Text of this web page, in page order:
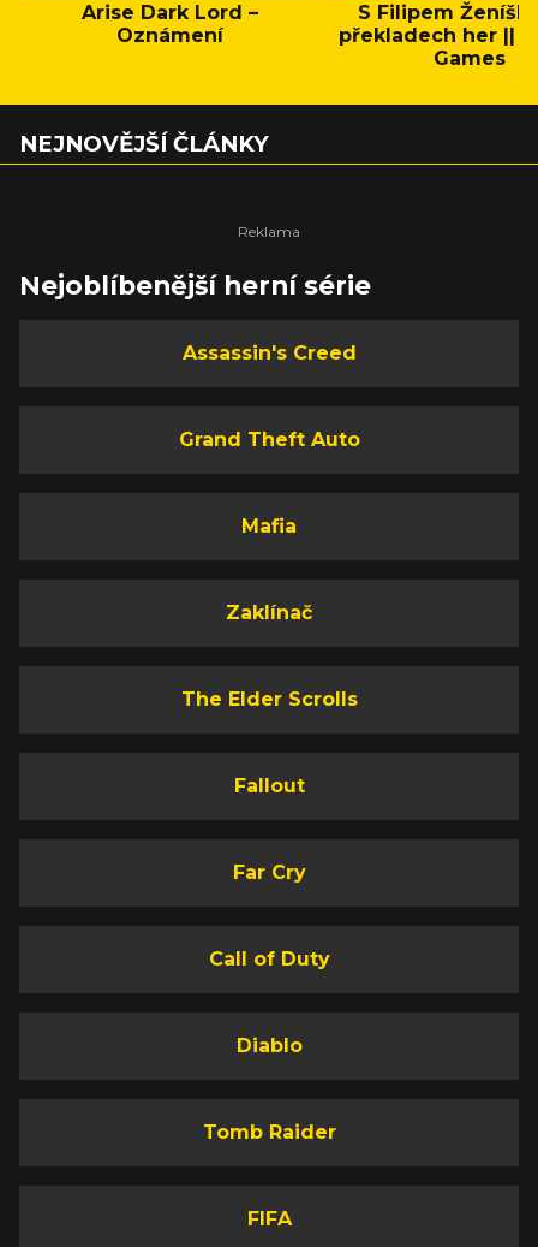
Arise Dark Lord –
Oznámení
S Filipem
překladech her ||
Games
NEJNOVĚJŠÍ ČLÁNKY
Nejoblíbenější herní série
Assassin's Creed
Grand Theft Auto
Mafia
Zaklínač
The Elder Scrolls
Fallout
Far Cry
Call of Duty
Diablo
Tomb Raider
FIFA